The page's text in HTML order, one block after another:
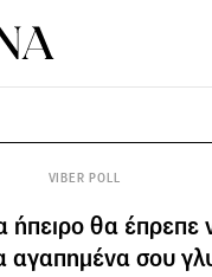
VIBER POLL
ήπειρο θα έπρεπε
αγαπημένα σου